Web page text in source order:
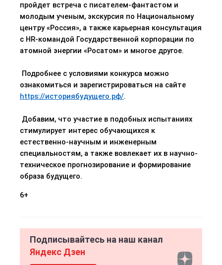
пройдет встреча с писателем-фантастом и
молодым ученым, экскурсия по Национальному
центру «Россия», а также карьерная консультация
с HR-командой Государственной корпорации по
атомной энергии «Росатом» и многое другое.
Подробнее с условиями конкурса можно
ознакомиться и зарегистрироваться на сайте
https://историябудущего.рф/.
Добавим, что участие в подобных испытаниях
стимулирует интерес обучающихся к
естественно-научным и инженерным
специальностям, а также вовлекает их в научно-
техническое прогнозирование и формирование
образа будущего.
6+
Подписывайтесь на наш канал
Яндекс Дзен